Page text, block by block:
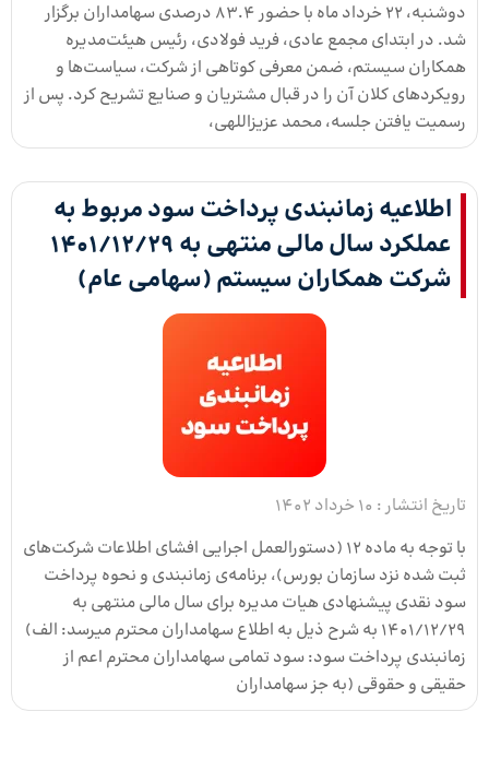
دوشنبه، 22 خرداد ماه با حضور 83.4 درصدی سهامداران برگزار
شد. در ابتدای مجمع عادی، فرید فولادی، رئیس هیئت‌مدیره
همکاران سیستم، ضمن معرفی کوتاهی از شرکت، سیاست‌ها و
رویکردهای کلان آن را در قبال مشتریان و صنایع تشریح کرد. پس از
رسمیت یافتن جلسه، محمد عزیزاللهی،
اطلاعیه زمانبندی پرداخت سود مربوط به
عملکرد سال مالی منتهی به 1401/12/29
شرکت همکاران سیستم (سهامی عام)
تاریخ انتشار : 10 خرداد 1402
با توجه به ماده 12 (دستورالعمل اجرایی افشای اطلاعات شرکت‌­های
ثبت شده نزد سازمان بورس)، برنامه‌­ی زمانبندی و نحوه پرداخت
سود نقدی پیشنهادی هیات مدیره برای سال مالی منتهی به
1401/12/29 به شرح ذیل به اطلاع سهامداران محترم می­رسد: الف)
زمانبندی پرداخت سود: سود تمامی سهامداران محترم اعم از
حقیقی و حقوقی (به جز سهامداران